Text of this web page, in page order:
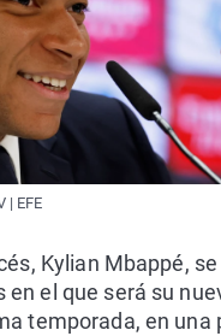
| EFE
Kylian Mbappé,
en el que será su
temporada, en una